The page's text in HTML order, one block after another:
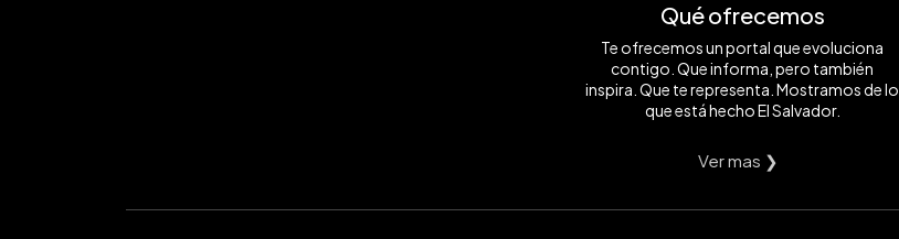
Qué ofrecemos
Te ofrecemos un portal que evoluciona
contigo. Que informa, pero también
inspira. Que te representa. Mostramos de lo
que está hecho El Salvador.
Ver mas ❯